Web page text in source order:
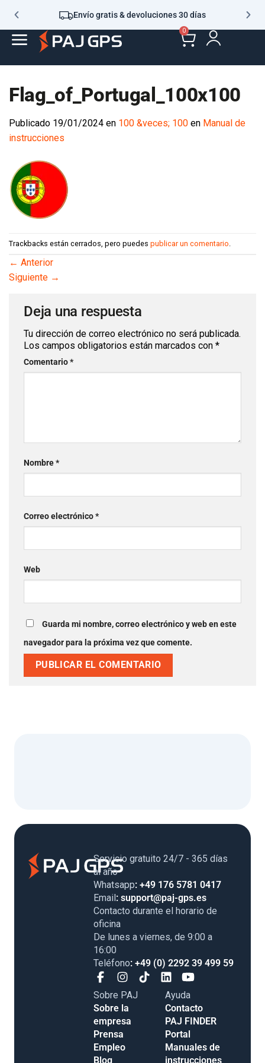
Envío gratis & devoluciones 30 días
0
Flag_of_Portugal_100x100
Publicado 19/01/2024 en 100 &veces; 100 en Manual de
instrucciones
Trackbacks están cerrados, pero puedes publicar un comentario
← Anterior
Siguiente →
Deja una respuesta
Tu dirección de correo electrónico no será publicada.
Los campos obligatorios están marcados con *
Comentario*
Nombre*
Correo electrónico*
Web
Guarda mi nombre, correo electrónico y web en este
navegador para la próxima vez que comente.
Servicio gratuito 24/7 - 365 días
al año
Whatsapp: +49 176 5781 0417
Email: support@paj-gps.es
Contacto durante el horario de
oficina
De lunes a viernes, de 9:00 a
16:00
Teléfono: +49 (0) 2292 39 499 59
Sobre PAJ
Sobre la
empresa
Prensa
Empleo
Blog
Ayuda
Contacto
PAJ FINDER
Portal
Manuales de
instrucciones